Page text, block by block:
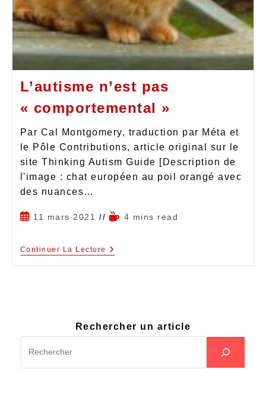
L’autisme n’est pas
« comportemental »
Par Cal Montgomery, traduction par Méta et
le Pôle Contributions, article original sur le
site Thinking Autism Guide [Description de
l'image : chat européen au poil orangé avec
des nuances…
11 mars 2021 4 mins read
Continuer La Lecture
Rechercher un article